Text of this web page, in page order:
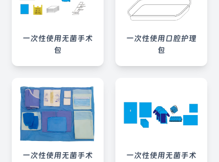
一次性使用无菌手术
包
一次性使用口腔护理
包
一次性使用无菌手术
一次性使用无菌手术